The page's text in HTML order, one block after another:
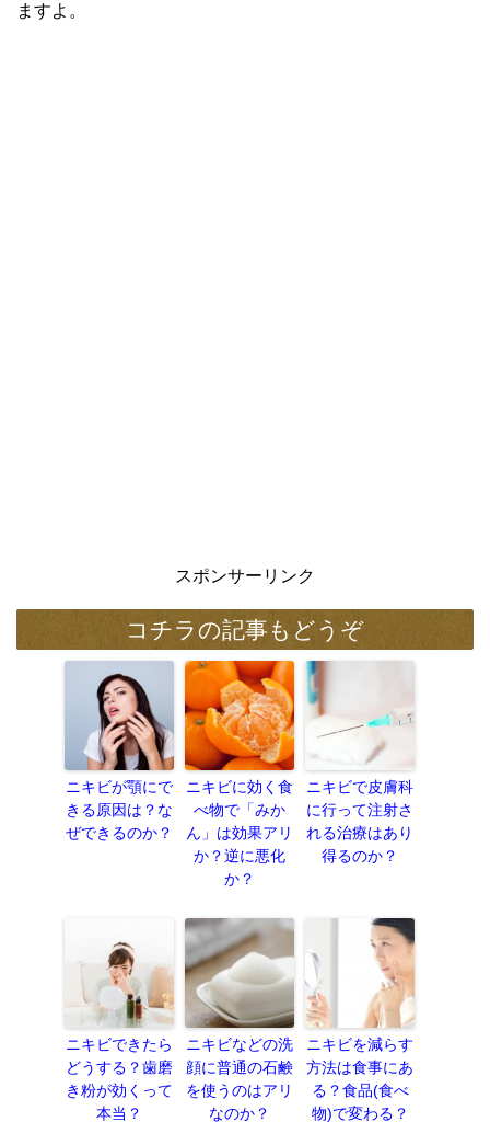
ますよ。
スポンサーリンク
コチラの記事もどうぞ
ニキビが顎にで
きる原因は？な
ぜできるのか？
ニキビに効く食
べ物で「みか
ん」は効果アリ
か？逆に悪化
か？
ニキビで皮膚科
に行って注射さ
れる治療はあり
得るのか？
ニキビできたら
どうする？歯磨
き粉が効くって
本当？
ニキビなどの洗
顔に普通の石鹸
を使うのはアリ
なのか？
ニキビを減らす
方法は食事にあ
る？食品(食べ
物)で変わる？